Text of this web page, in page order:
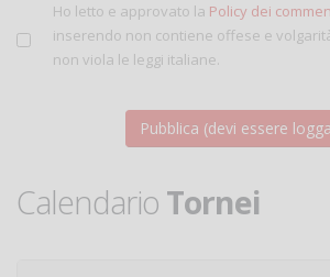
Ho letto e approvato la Policy dei
inserendo non contiene offese e
non viola le leggi italiane.
Calendario Tornei